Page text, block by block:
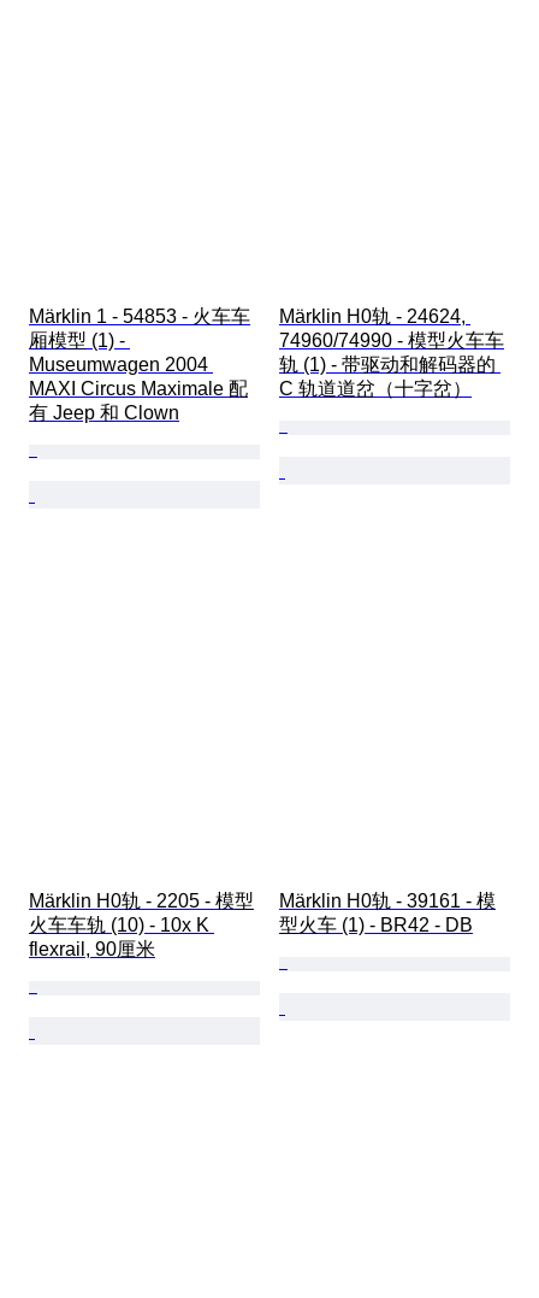
Märklin 1 - 54853 - 火车车
厢模型 (1) -
Museumwagen 2004
MAXI Circus Maximale 配
有 Jeep 和 Clown
Märklin H0轨 - 24624,
74960/74990 - 模型火车车
轨 (1) - 带驱动和解码器的
C 轨道道岔（十字岔）
Märklin H0轨 - 2205 - 模型
火车车轨 (10) - 10x K
flexrail, 90厘米
Märklin H0轨 - 39161 - 模
型火车 (1) - BR42 - DB